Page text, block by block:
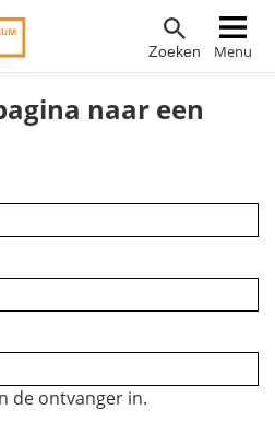
Zoeken Menu
Hoofdnavigatie
naar een
de ontvanger in.